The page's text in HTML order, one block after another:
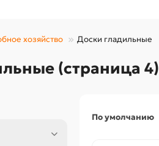
хозяйство Доски гладильные
(страница 4)
По умолчанию